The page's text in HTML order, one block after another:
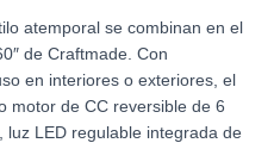
atemporal se combinan en el
de Craftmade. Con
en interiores o exteriores, el
motor de CC reversible de 6
LED regulable integrada de